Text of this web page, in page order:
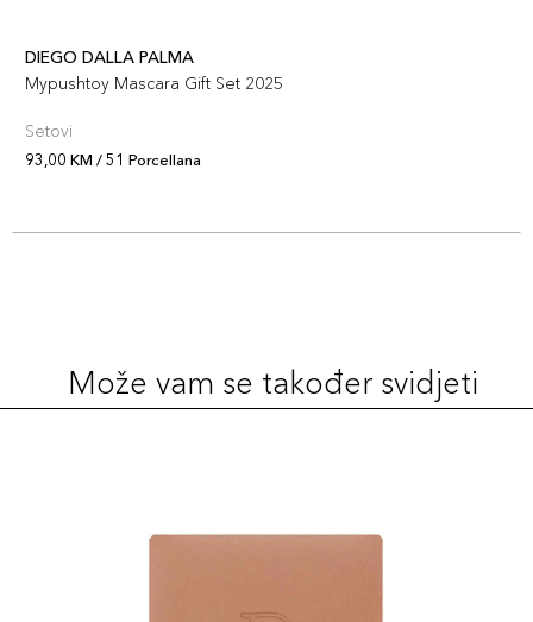
DIEGO DALLA PALMA
Mypushtoy Mascara Gift Set 2025
Setovi
93,00 KM / 51 Porcellana
Može vam se također svidjeti